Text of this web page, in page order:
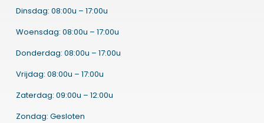
Dinsdag: 08:00u – 17:00u
Woensdag: 08:00u – 17:00u
Donderdag: 08:00u – 17:00u
Vrijdag: 08:00u – 17:00u
Zaterdag: 09:00u – 12:00u
Zondag: Gesloten